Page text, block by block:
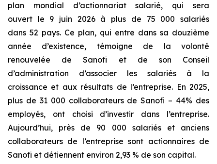
plan mondial d’actionnariat salarié, qui sera
ouvert le 9 juin 2026 à plus de 75 000 salariés
dans 52 pays. Ce plan, qui entre dans sa douzième
année d’existence, témoigne de la volonté
renouvelée de Sanofi et de son Conseil
d’administration d’associer les salariés à la
croissance et aux résultats de l’entreprise. En 2025,
plus de 31 000 collaborateurs de Sanofi – 44% des
employés, ont choisi d’investir dans l’entreprise.
Aujourd’hui, près de 90 000 salariés et anciens
collaborateurs de l’entreprise sont actionnaires de
Sanofi et détiennent environ 2,93 % de son capital.